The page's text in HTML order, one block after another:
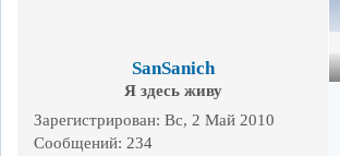
SanSanich
Я здесь живу
Зарегистрирован: Вс, 2 Май 2010
Сообщений: 234